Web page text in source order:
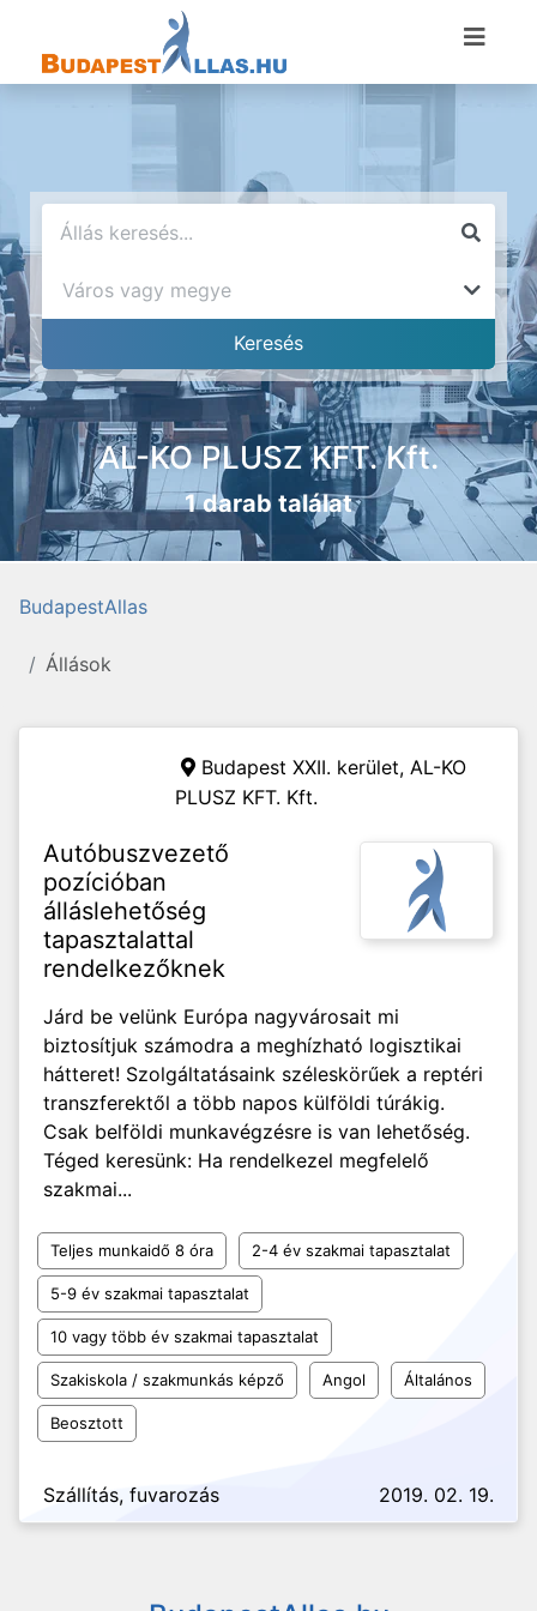
AL-KO PLUSZ KFT. Kft.
1 darab találat
BudapestAllas
Állások
Budapest XXII. kerület, AL-KO
PLUSZ KFT. Kft.
Autóbuszvezető
pozícióban
álláslehetőség
tapasztalattal
rendelkezőknek
Járd be velünk Európa nagyvárosait mi
biztosítjuk számodra a meghízható logisztikai
hátteret! Szolgáltatásaink széleskörűek a reptéri
transzferektől a több napos külföldi túrákig.
Csak belföldi munkavégzésre is van lehetőség.
Téged keresünk: Ha rendelkezel megfelelő
szakmai...
Teljes munkaidő 8 óra 2-4 év szakmai tapasztalat
5-9 év szakmai tapasztalat
10 vagy több év szakmai tapasztalat
Szakiskola / szakmunkás képző Angol Általános
Beosztott
Szállítás, fuvarozás 2019. 02. 19.